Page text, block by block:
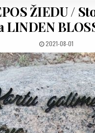
ŽIEDU /
LINDEN
PUBLISHED DATE:
2021-08-01